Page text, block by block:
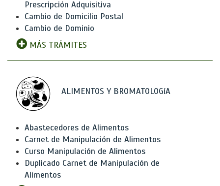
Prescripción Adquisitiva
Cambio de Domicilio Postal
Cambio de Dominio
MÁS TRÁMITES
ALIMENTOS Y BROMATOLOGíA
Abastecedores de Alimentos
Carnet de Manipulación de Alimentos
Curso Manipulación de Alimentos
Duplicado Carnet de Manipulación de
Alimentos